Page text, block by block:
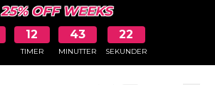
25% OFF WEEKS
12
TIMER
43
MINUTTER
21
SEKUNDER